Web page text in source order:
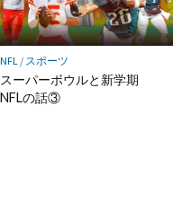
NFL/ スポーツ
スーパーボウルと新学期
NFLの話③